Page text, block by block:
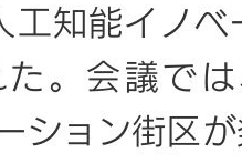
知能イノベ
。会議で
ション街区